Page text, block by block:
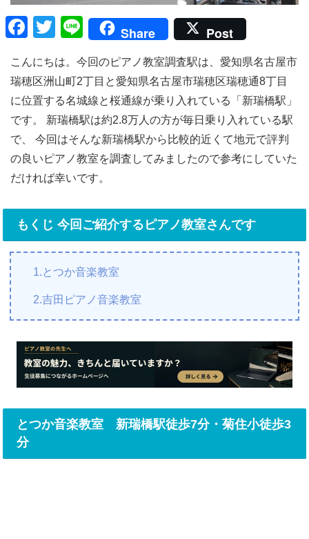
F
c
e
b
o
o
k
T
tt
er
Li
e
Share Post
こんにちは。今回のピアノ教室調査駅は、愛知県名古屋市
瑞穂区洲山町2丁目と愛知県名古屋市瑞穂区瑞穂通8丁目
に位置する名城線と桜通線が乗り入れている「新瑞橋駅」
です。 新瑞橋駅は約2.8万人の方が毎日乗り入れている駅
で、 今回はそんな新瑞橋駅から比較的近くて地元で評判
の良いピアノ教室を調査してみましたので参考にしていた
だければ幸いです。
もくじ 今回ご紹介するピアノ教室さんです
1.とつか音楽教室
2.吉田ピアノ音楽教室
とつか音楽教室 新瑞橋駅徒歩7分・菊住小徒歩3
分